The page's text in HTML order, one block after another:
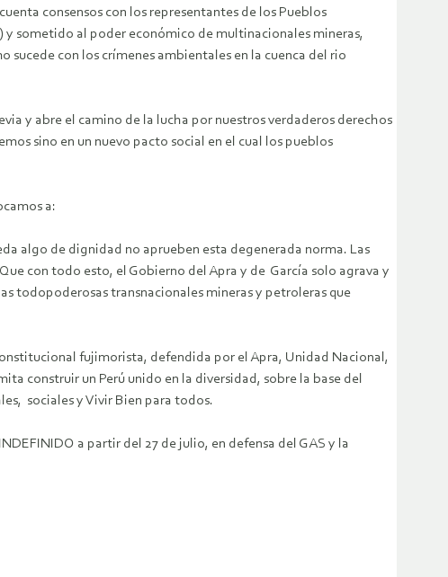
consensos con los representantes de los Pueblos
sometido al poder económico de multinacionales mineras,
con los crímenes ambientales en la cuenca del rio
y abre el camino de la lucha por nuestros verdaderos derechos
sino en un nuevo pacto social en el cual los pueblos
a:
algo de dignidad no aprueben esta degenerada norma. Las
con todo esto, el Gobierno del Apra y de García solo agrava y
todopoderosas transnacionales mineras y petroleras que
fujimorista, defendida por el Apra, Unidad Nacional,
construir un Perú unido en la diversidad, sobre la base del
sociales y Vivir Bien para todos.
a partir del 27 de julio, en defensa del GAS y la